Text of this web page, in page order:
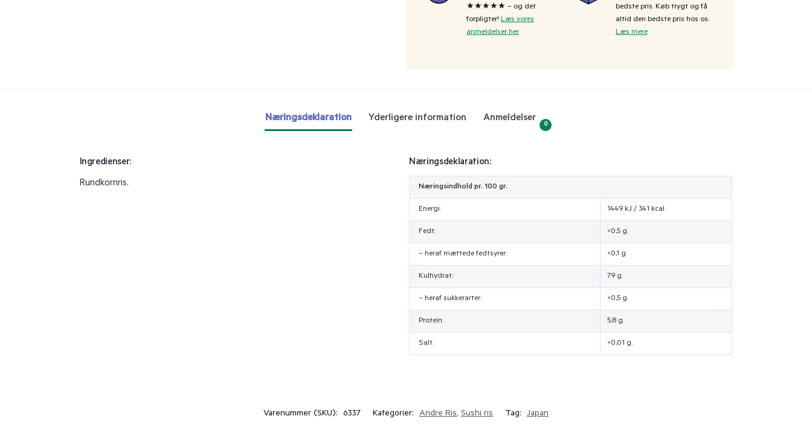
★★★★★ – og det
forpligter! Læs vores
anmeldelser her
bedste pris. Køb trygt og få
altid den bedste pris hos os.
Læs mere
Næringsdeklaration Yderligere information Anmeldelser
0
Ingredienser:
Rundkornris.
Næringsdeklaration:
Næringsindhold pr. 100 gr.
Energi: 1449 kJ / 341 kcal
Fedt: <0,5 g.
– heraf mættede fedtsyrer: <0,1 g.
Kulhydrat: 79 g.
– heraf sukkerarter: <0,5 g.
Protein: 5,8 g.
Salt: <0,01 g.
Varenummer (SKU): 6337 Kategorier: Andre Ris, Sushi ris Tag: Japan